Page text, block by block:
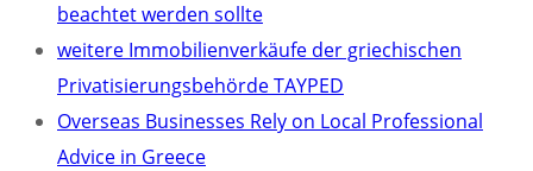
beachtet werden sollte
weitere Immobilienverkäufe der griechischen
Privatisierungsbehörde TAYPED
Overseas Businesses Rely on Local Professional
Advice in Greece